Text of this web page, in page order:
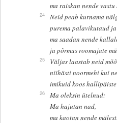
ma raiskan nende
24
Neid peab kurnama
purema palavikutaud
ma saadan nende
ja põrmus roomajate
25
Väljas laastab neid
niihästi noormehi kui
imikuid koos hallipäiste
26
Ma oleksin ütelnud:
Ma hajutan nad,
ma kaotan nende